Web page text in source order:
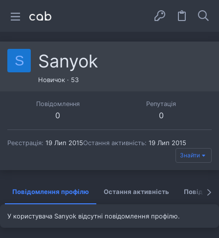
S Sanyok
Новичок · 53
Повідомлення
0
Репутація
0
Реєстрація 19 Лип 2015Остання активність 19 Лип 2015
Знайти
Повідомлення профілю Остання активність
У користувача Sanyok відсутні повідомлення профілю.